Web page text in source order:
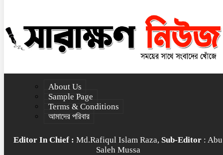
About Us
Sample Page
Terms & Conditions
আমাদের পরিবার
Editor In Chief : Md.Rafiqul Islam Raza, Sub-Editor : Abu
Saleh Mussa